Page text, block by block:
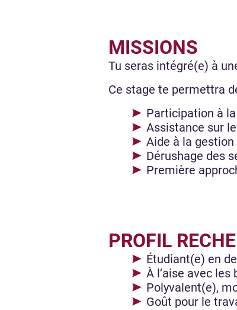
MISSIONS
Tu seras intégré(e) à
Ce stage te permettra
Participation à
Assistance sur
Aide à la
Dérushage des
Première
PROFIL
Étudiant(e) en
À l’aise avec
Polyvalent(e),
Goût pour le